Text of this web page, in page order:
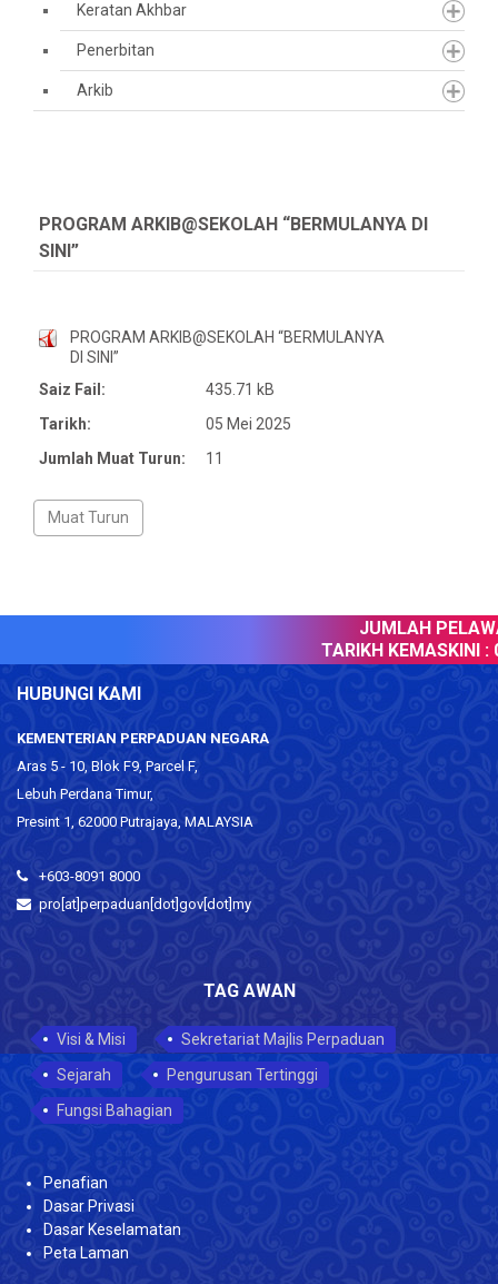
Keratan Akhbar
Penerbitan
Arkib
PROGRAM ARKIB@SEKOLAH “BERMULANYA DI
SINI”
PROGRAM ARKIB@SEKOLAH “BERMULANYA
DI SINI”
Saiz Fail:
435.71 kB
Tarikh:
05 Mei 2025
Jumlah Muat Turun:
11
JUMLAH
TARIKH KEMASKINI :
HUBUNGI KAMI
KEMENTERIAN PERPADUAN NEGARA
Aras 5 - 10, Blok F9, Parcel F,
Lebuh Perdana Timur,
Presint 1, 62000 Putrajaya, MALAYSIA
+603-8091 8000
pro[at]perpaduan[dot]gov[dot]my
TAG AWAN
Visi & Misi
Sekretariat Majlis Perpaduan
Sejarah
Pengurusan Tertinggi
Fungsi Bahagian
Penafian
Dasar Privasi
Dasar Keselamatan
Peta Laman